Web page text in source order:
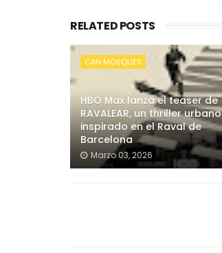
RELATED POSTS
CAN MOSQUES
HBO Max lanza el teaser de
RAVALEAR, un thriller urbano
inspirado en el Raval de
Barcelona
Marzo 03, 2026